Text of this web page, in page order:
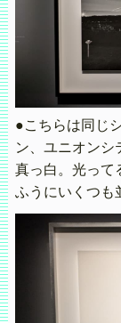
●こちらは同じ
ン、ユニオンシ
真っ白。光って
ふうにいくつも